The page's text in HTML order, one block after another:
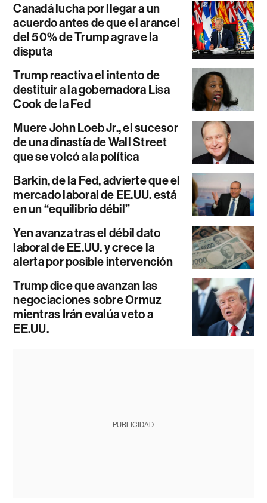
Canadá lucha por llegar a un
acuerdo antes de que el arancel
del 50% de Trump agrave la
disputa
Trump reactiva el intento de
destituir a la gobernadora Lisa
Cook de la Fed
Muere John Loeb Jr., el sucesor
de una dinastía de Wall Street
que se volcó a la política
Barkin, de la Fed, advierte que el
mercado laboral de EE.UU. está
en un “equilibrio débil”
Yen avanza tras el débil dato
laboral de EE.UU. y crece la
alerta por posible intervención
Trump dice que avanzan las
negociaciones sobre Ormuz
mientras Irán evalúa veto a
EE.UU.
PUBLICIDAD